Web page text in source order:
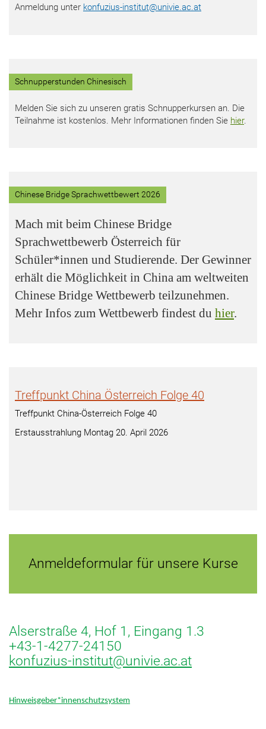
Anmeldung unter konfuzius-institut@univie.ac.at
Schnupperstunden Chinesisch
Melden Sie sich zu unseren gratis Schnupperkursen an. Die
Teilnahme ist kostenlos. Mehr Informationen finden Sie hier.
Chinese Bridge Sprachwettbewert 2026
Mach mit beim Chinese Bridge
Sprachwettbewerb Österreich für
Schüler*innen und Studierende. Der Gewinner
erhält die Möglichkeit in China am weltweiten
Chinese Bridge Wettbewerb teilzunehmen.
Mehr Infos zum Wettbewerb findest du hier.
Treffpunkt China Österreich Folge 40
Treffpunkt China-Österreich Folge 40
Erstausstrahlung Montag 20. April 2026
Anmeldeformular für unsere Kurse
Alserstraße 4, Hof 1, Eingang 1.3
+43-1-4277-24150
konfuzius-institut@univie.ac.at
Hinweisgeber*innenschutzsystem